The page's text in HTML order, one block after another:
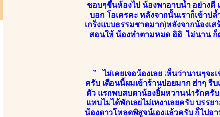
ชอบๆขึ้นห้องไป น้องพาอาบน้ำ อย่างดี
บอก โอเครคะ หลังจากนั้นเราก็เข้าป
เกร็งแบบธรรมชาตมาก)หลังจากน้องเ
สอนให้ น้องทำตามหมด อิอิ ไม่นาน ก็
” ไม่เคยเจอน้องเลย เห็นว่านานๆจ
ครับ เดือนนี้ผมเข้าร้านบ่อยมาก ฮ่าๆ รีบ
ตัว แรกพบสบตาน้องยิ้มหวานน่ารักครั
แทบไม่ได้พักเลยไม่เหงาเลยครับ บรร
น้องดาวโหลดพิสูจน์เองแล้วครับ ก็ไปอ